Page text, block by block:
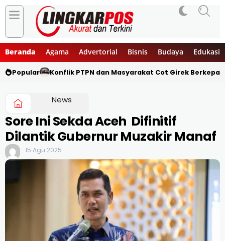
Beranda Agama Advertorial Bisnis Budaya Edukasi
Popular Konflik PTPN dan Masyarakat Cot Girek
News
Sore Ini Sekda Aceh Difinitif
Dilantik Gubernur Muzakir Manaf
- 15 Agu 2025